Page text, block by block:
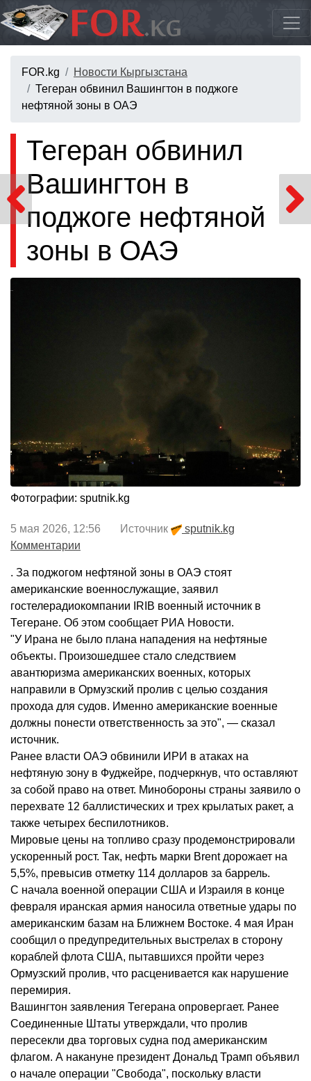
FOR.kg
Новости Кыргызстана
Тегеран обвинил Вашингтон в поджоге
нефтяной зоны в ОАЭ
Тегеран обвинил
Вашингтон в
поджоге нефтяной
зоны в ОАЭ
Фотографии: sputnik.kg
5 мая 2026, 12:56 Источник
sputnik.kg
Комментарии
. За поджогом нефтяной зоны в ОАЭ стоят
американские военнослужащие, заявил
гостелерадиокомпании IRIB военный источник в
Тегеране. Об этом сообщает РИА Новости.
"У Ирана не было плана нападения на нефтяные
объекты. Произошедшее стало следствием
авантюризма американских военных, которых
направили в Ормузский пролив с целью создания
прохода для судов. Именно американские военные
должны понести ответственность за это", — сказал
источник.
Ранее власти ОАЭ обвинили ИРИ в атаках на
нефтяную зону в Фуджейре, подчеркнув, что оставляют
за собой право на ответ. Минобороны страны заявило о
перехвате 12 баллистических и трех крылатых ракет, а
также четырех беспилотников.
Мировые цены на топливо сразу продемонстрировали
ускоренный рост. Так, нефть марки Brent дорожает на
5,5%, превысив отметку 114 долларов за баррель.
С начала военной операции США и Израиля в конце
февраля иранская армия наносила ответные удары по
американским базам на Ближнем Востоке. 4 мая Иран
сообщил о предупредительных выстрелах в сторону
кораблей флота США, пытавшихся пройти через
Ормузский пролив, что расценивается как нарушение
перемирия.
Вашингтон заявления Тегерана опровергает. Ранее
Соединенные Штаты утверждали, что пролив
пересекли два торговых судна под американским
флагом. А накануне президент Дональд Трамп объявил
о начале операции "Свобода", поскольку власти